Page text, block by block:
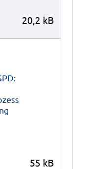
20,2 kB
55 kB